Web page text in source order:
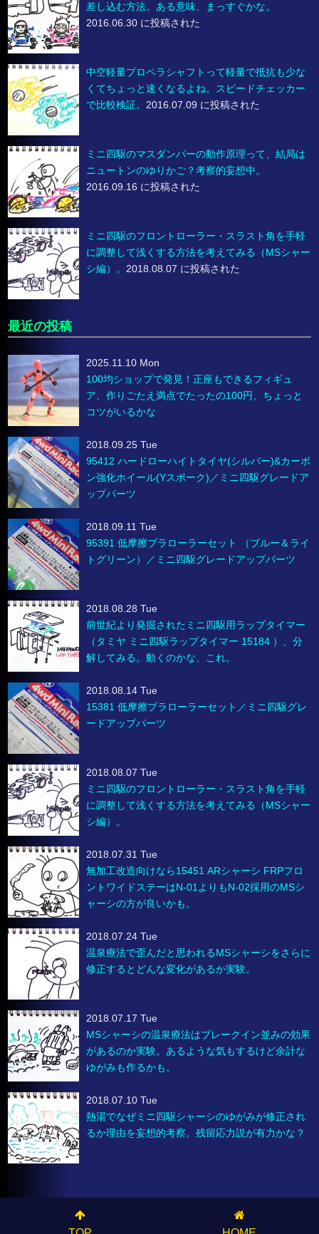
差し込む方法。ある意味、まっすぐかな。
2016.06.30 に投稿された
中空軽量プロペラシャフトって軽量で抵抗も少な
くてちょっと速くなるよね。スピードチェッカー
で比較検証。 2016.07.09 に投稿された
ミニ四駆のマスダンパーの動作原理って、結局は
ニュートンのゆりかご？考察的妄想中。
2016.09.16 に投稿された
ミニ四駆のフロントローラー・スラスト角を手軽
に調整して浅くする方法を考えてみる（MSシャー
シ編）。 2018.08.07 に投稿された
最近の投稿
2025.11.10 Mon
100均ショップで発見！正座もできるフィギュ
ア、作りごたえ満点でたったの100円、ちょっと
コツがいるかな
2018.09.25 Tue
95412 ハードローハイトタイヤ(シルバー)&カーボ
ン強化ホイール(Yスポーク)／ミニ四駆グレードア
ップパーツ
2018.09.11 Tue
95391 低摩擦プラローラーセット （ブルー＆ライ
トグリーン）／ミニ四駆グレードアップパーツ
2018.08.28 Tue
前世紀より発掘されたミニ四駆用ラップタイマー
（タミヤ ミニ四駆ラップタイマー 15184 ）、分
解してみる。動くのかな、これ。
2018.08.14 Tue
15381 低摩擦プラローラーセット／ミニ四駆グレ
ードアップパーツ
2018.08.07 Tue
ミニ四駆のフロントローラー・スラスト角を手軽
に調整して浅くする方法を考えてみる（MSシャー
シ編）。
2018.07.31 Tue
無加工改造向けなら15451 ARシャーシ FRPフロ
ントワイドステーはN-01よりもN-02採用のMSシ
ャーシの方が良いかも。
2018.07.24 Tue
温泉療法で歪んだと思われるMSシャーシをさらに
修正するとどんな変化があるか実験。
2018.07.17 Tue
MSシャーシの温泉療法はブレークイン並みの効果
があるのか実験。あるような気もするけど余計な
ゆがみも作るかも。
2018.07.10 Tue
熱湯でなぜミニ四駆シャーシのゆがみが修正され
るか理由を妄想的考察。残留応力説が有力かな？